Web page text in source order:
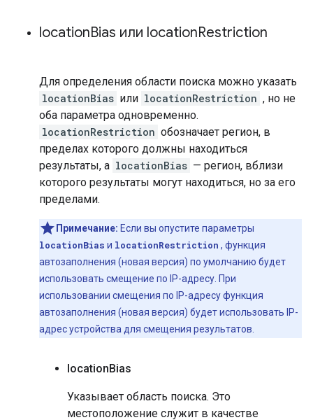
locationBias или locationRestriction
Для определения области поиска можно указать
locationBias или locationRestriction , но не
оба параметра одновременно.
locationRestriction обозначает регион, в
пределах которого должны находиться
результаты, а locationBias — регион, вблизи
которого результаты могут находиться, но за его
пределами.
Примечание: Если вы опустите параметры
locationBias и locationRestriction , функция
автозаполнения (новая версия) по умолчанию будет
использовать смещение по IP-адресу. При
использовании смещения по IP-адресу функция
автозаполнения (новая версия) будет использовать IP-
адрес устройства для смещения результатов.
locationBias
Указывает область поиска. Это
местоположение служит в качестве